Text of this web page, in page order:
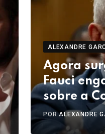
ALEXANDRE
Agora
Fauci
sobre a
PORALEXANDRE